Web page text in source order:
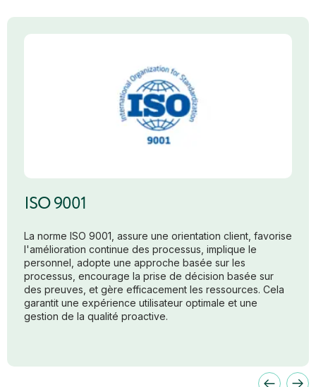
ISO 9001
La norme ISO 9001, assure une orientation client, favorise
l'amélioration continue des processus, implique le
personnel, adopte une approche basée sur les
processus, encourage la prise de décision basée sur
des preuves, et gère efficacement les ressources. Cela
garantit une expérience utilisateur optimale et une
gestion de la qualité proactive.